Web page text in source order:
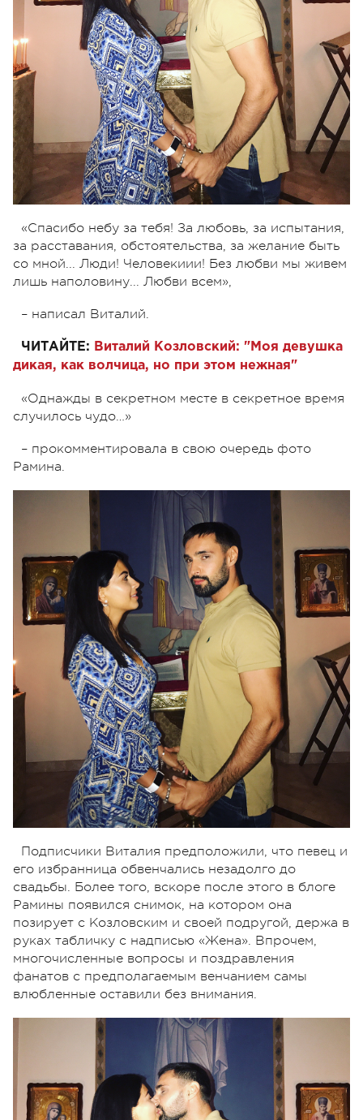
«Спасибо небу за тебя! За любовь, за испытания,
за расставания, обстоятельства, за желание быть
со мной... Люди! Человекиии! Без любви мы живем
лишь наполовину... Любви всем»,
– написал Виталий.
ЧИТАЙТЕ: Виталий Козловский: "Моя девушка
дикая, как волчица, но при этом нежная"
«Однажды в секретном месте в секретное время
случилось чудо…»
– прокомментировала в свою очередь фото
Рамина.
Подписчики Виталия предположили, что певец и
его избранница обвенчались незадолго до
свадьбы. Более того, вскоре после этого в блоге
Рамины появился снимок, на котором она
позирует с Козловским и своей подругой, держа в
руках табличку с надписью «Жена». Впрочем,
многочисленные вопросы и поздравления
фанатов с предполагаемым венчанием самы
влюбленные оставили без внимания.